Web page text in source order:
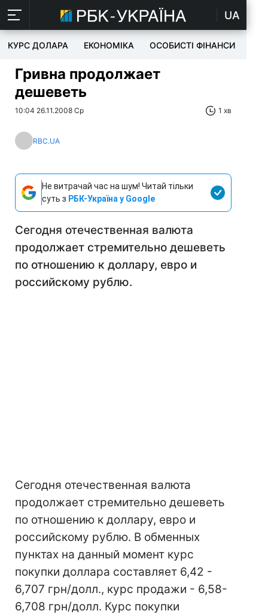
UA
КУРС ДОЛАРА ЕКОНОМІКА ОСОБИСТІ ФІНАНСИ
Гривна продолжает
дешеветь
10:04 26.11.2008 Ср 1 хв
RBC.UA
Не витрачай час на шум! Читай тільки
суть з РБК-Україна у Google
Сегодня отечественная валюта
продолжает стремительно дешеветь
по отношению к доллару, евро и
российскому рублю.
Сегодня отечественная валюта
продолжает стремительно дешеветь
по отношению к доллару, евро и
российскому рублю. В обменных
пунктах на данный момент курс
покупки доллара составляет 6,42 -
6,707 грн/долл., курс продажи - 6,58-
6,708 грн/долл. Курс покупки